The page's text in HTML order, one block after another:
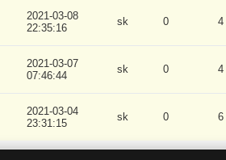
2021-03-08
22:35:16
sk 0 4
2021-03-07
07:46:44
sk 0 4
2021-03-04
23:31:15
sk 0 6